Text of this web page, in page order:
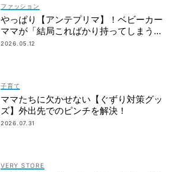
ファッション
やっぱり【アンテプリマ】！ベビーカー
ママが「結局こればかり持ってしまう」
納得の理由
2026.05.12
子育て
ママたちに欠かせない【ぐずり対策グッ
ズ】外出先でのピンチを解決！
2026.07.31
VERY STORE